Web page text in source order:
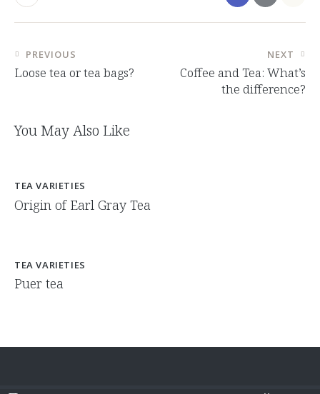
Post
navigation
PREVIOUS
Loose tea or tea bags?
NEXT
Coffee and Tea: What’s
the difference?
You May Also Like
TEA VARIETIES
Origin of Earl Gray Tea
TEA VARIETIES
Puer tea